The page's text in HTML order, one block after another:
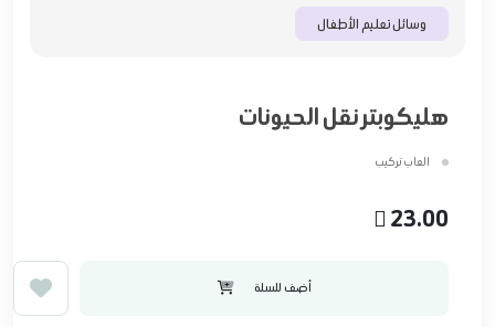
وسائل تعليم الأطفال
هليكوبتر نقل الحيونات
العاب تركيب
23.00
أضف للسلة